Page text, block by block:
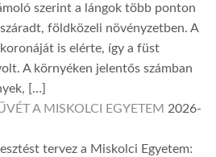
szerint a lángok több ponton
földközeli növényzetben. A
is elérte, így a füst
A környéken jelentős számban
[…]
A MISKOLCI EGYETEM 2026-
tervez a Miskolci Egyetem: